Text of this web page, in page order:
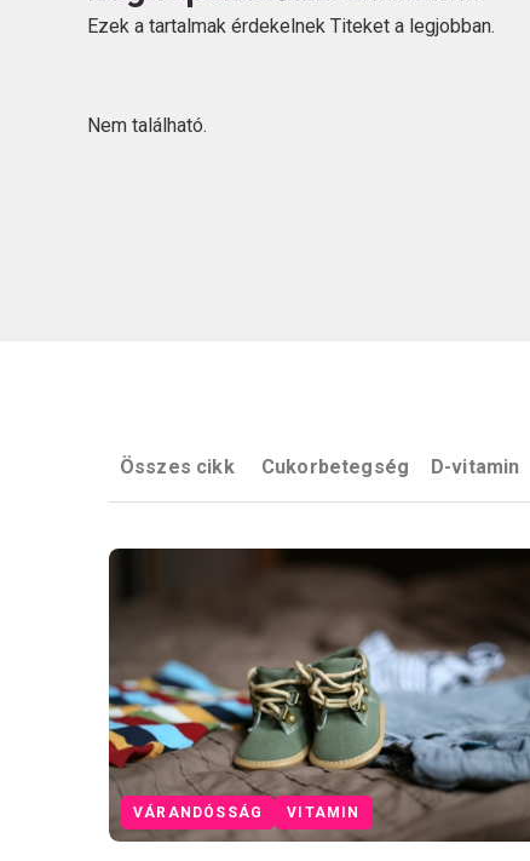
Ezek a tartalmak érdekelnek Titeket a legjobban.
Nem található.
Összes cikk Cukorbetegség D-vitamin
VÁRANDÓSSÁG VITAMIN